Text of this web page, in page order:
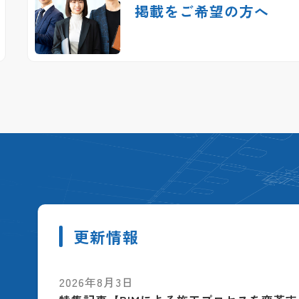
掲載を ご希望の方へ
更新情報
2026年8月3日